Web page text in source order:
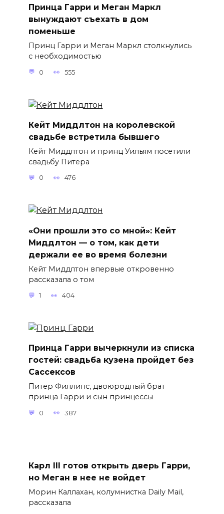
Принца Гарри и Меган Маркл
вынуждают съехать в дом
поменьше
Принц Гарри и Меган Маркл столкнулись
с необходимостью
0 555
Кейт Миддлтон на королевской
свадьбе встретила бывшего
Кейт Миддлтон и принц Уильям посетили
свадьбу Питера
0 476
«Они прошли это со мной»: Кейт
Миддлтон — о том, как дети
держали ее во время болезни
Кейт Миддлтон впервые откровенно
рассказала о том
1 404
Принца Гарри вычеркнули из списка
гостей: свадьба кузена пройдет без
Сассексов
Питер Филлипс, двоюродный брат
принца Гарри и сын принцессы
0 387
Карл III готов открыть дверь Гарри,
но Меган в нее не войдет
Морин Каллахан, колумнистка Daily Mail,
рассказала